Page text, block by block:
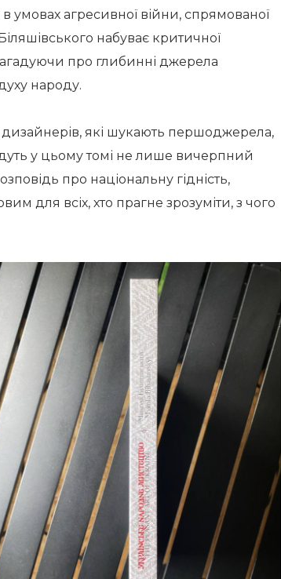
в умовах агресивної війни, спрямованої
набуває критичної
про глибинні джерела
народу.
дизайнерів, які шукають першоджерела,
у цьому томі не лише вичерпний
про національну гідність,
для всіх, хто прагне зрозуміти, з чого